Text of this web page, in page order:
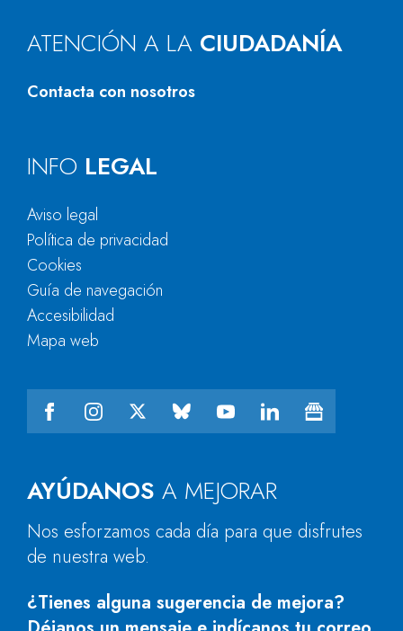
ATENCIÓN A LA CIUDADANÍA
Contacta con nosotros
AYÚDANOS A MEJORAR
Nos esforzamos cada día para que disfrutes
de nuestra web.
¿Tienes alguna sugerencia de mejora?
INFO LEGAL
Aviso legal
Política de privacidad
Cookies
Guía de navegación
Accesibilidad
Mapa web